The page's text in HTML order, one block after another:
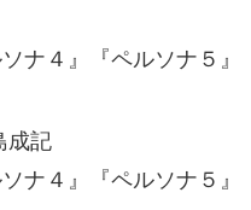
ナ４』『ペルソナ５』
成記
ナ４』『ペルソナ５』